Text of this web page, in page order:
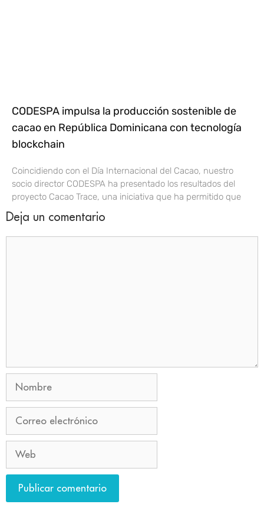
CODESPA impulsa la producción sostenible de
cacao en República Dominicana con tecnología
blockchain
Coincidiendo con el Día Internacional del Cacao, nuestro
socio director CODESPA ha presentado los resultados del
proyecto Cacao Trace, una iniciativa que ha permitido que
Deja un comentario